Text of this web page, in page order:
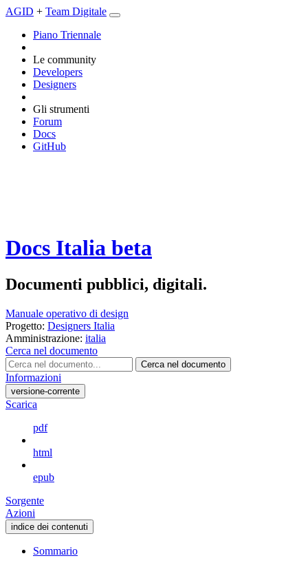
AGID + Team Digitale
Piano Triennale
Le community
Developers
Designers
Gli strumenti
Forum
Docs
GitHub
Docs Italia beta
Documenti pubblici, digitali.
Manuale operativo di design
Progetto: Designers Italia
Amministrazione: italia
Cerca nel documento
Cerca nel documento
Informazioni
versione-corrente
Scarica
pdf
html
epub
Sorgente
Azioni
indice dei contenuti
Sommario